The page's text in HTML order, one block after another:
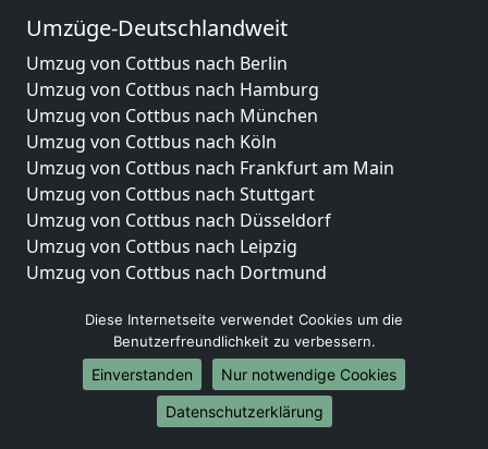
Umzüge-Deutschlandweit
Umzug von Cottbus nach Berlin
Umzug von Cottbus nach Hamburg
Umzug von Cottbus nach München
Umzug von Cottbus nach Köln
Umzug von Cottbus nach Frankfurt am Main
Umzug von Cottbus nach Stuttgart
Umzug von Cottbus nach Düsseldorf
Umzug von Cottbus nach Leipzig
Umzug von Cottbus nach Dortmund
Umzug von Cottbus nach Bremen
Umzug von Cottbus nach Dresden
Umzug von Cottbus nach Hannover
Umzug von Cottbus nach Nürnberg
Umzug von Cottbus nach Duisburg
Diese Internetseite verwendet Cookies um die
Benutzerfreundlichkeit zu verbessern.
Einverstanden
Nur notwendige Cookies
Datenschutzerklärung